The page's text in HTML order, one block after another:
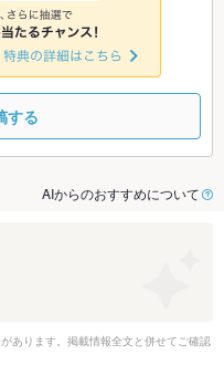
する
AIからのおすすめについて
あります。掲載情報全文と併せてご確認